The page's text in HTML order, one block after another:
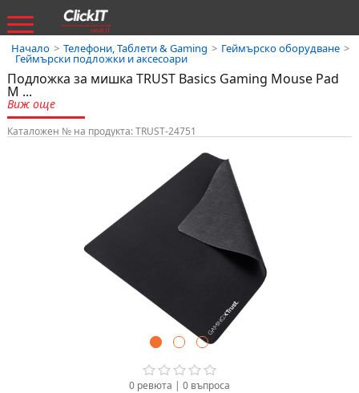
Начало > Телефони, Таблети & Gaming > Геймърско оборудване >
Геймърски подложки и аксесоари
Подложка за мишка TRUST Basics Gaming Mouse Pad
M ...
Виж още
Каталожен № на продукта: TRUST-24751
0 ревюта | 0въпроса